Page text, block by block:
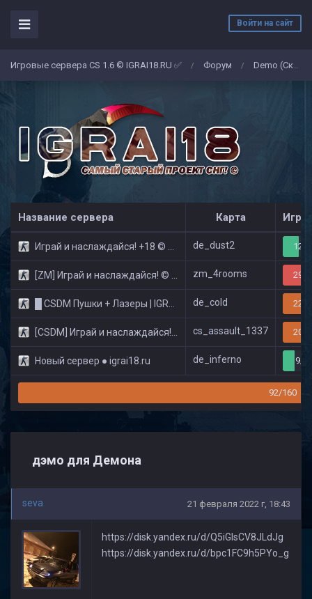
Войти на сайт
Игровые сервера CS 1.6 © IGRAI18.RU ✅ / Форум / Demo (Скриншоты)
Название сервера Карта
Играй и наслаждайся! +18 © Public de_dust2 12/
[ZM] Играй и наслаждайся! © Zombie Show zm_4rooms 29/
█ CSDM Пушки + Лазеры | IGRAI18.RU ツ █ de_cold 22/
[CSDM] Играй и наслаждайся! © Classic cs_assault_1337 20/
Новый сервер ● igrai18.ru de_inferno 9/
92/160
дэмо для Демона
seva 21 февраля 2022 г, 18:43
https://disk.yandex.ru/d/Q5iGlsCV8JLdJg
https://disk.yandex.ru/d/bpc1FC9h5PYo_g